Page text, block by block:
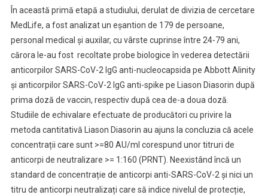
Privire
Dinamică
A
Titrului
Anticorpilor
Post-
Vaccinare
Împotriva
COVID-
19
În această primă etapă a studiului, derulat de divizia de cercetare
MedLife, a fost analizat un eșantion de 179 de persoane,
personal medical și auxilar, cu vârste cuprinse între 24-79 ani,
cărora le-au fost recoltate probe biologice în vederea detectării
anticorpilor SARS-CoV-2 IgG anti-nucleocapsida pe Abbott Alinity
și anticorpilor SARS-CoV-2 IgG anti-spike pe Liason Diasorin după
prima doză de vaccin, respectiv după cea de-a doua doză.
Studiile de echivalare efectuate de producători cu privire la
metoda cantitativă Liason Diasorin au ajuns la concluzia că acele
concentrații care sunt >=80 AU/ml corespund unor titruri de
anticorpi de neutralizare >= 1:160 (PRNT). Neexistând încă un
standard de concentrație de anticorpi anti-SARS-CoV-2 și nici un
titru de anticorpi neutralizați care să indice nivelul de protecție,